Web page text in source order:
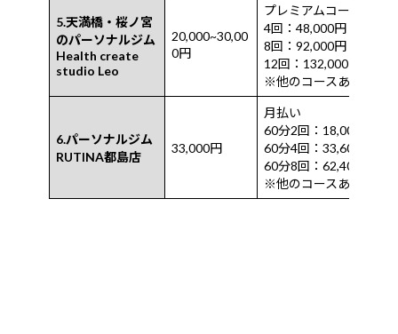
5.天満橋・桜ノ宮
のパーソナルジム
Health create
studio Leo
20,000~30,00
0円
プレミアムコース 50分
4回：48,000円
8回：92,000円
12回：132,000円
※他のコースあり
6.パーソナルジム
RUTINA都島店
33,000円
月払い
60分2回：18,000円
60分4回：33,600円
60分8回：62,400円
※他のコースあり